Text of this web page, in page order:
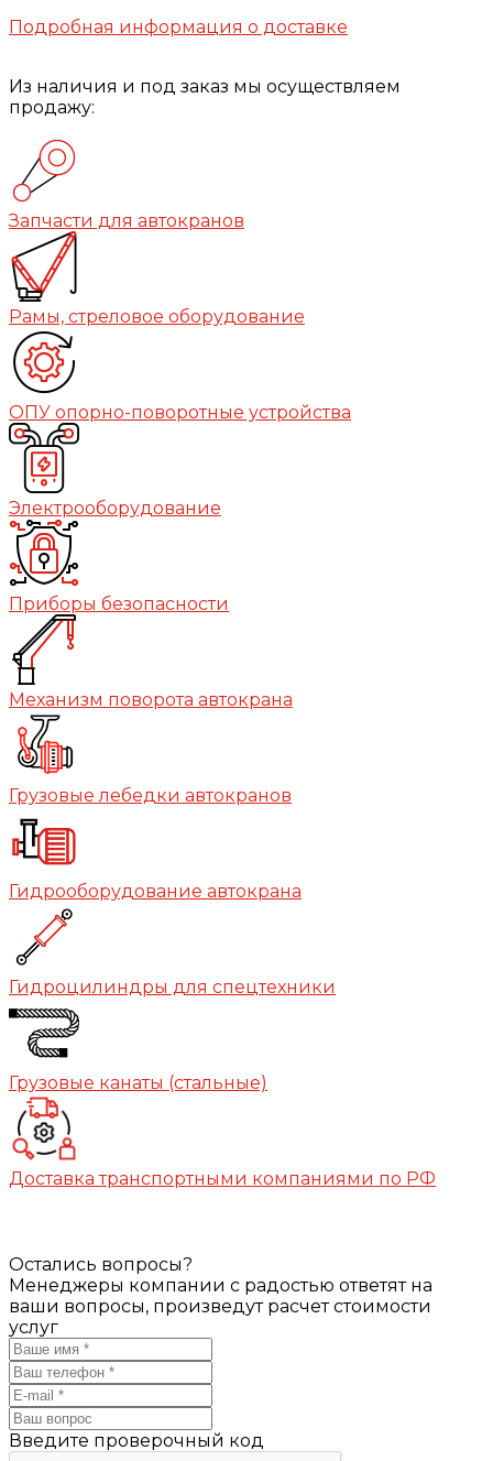
Подробная информация о доставке
Из наличия и под заказ мы осуществляем
продажу:
Запчасти для автокранов
Рамы, стреловое оборудование
ОПУ опорно-поворотные устройства
Электрооборудование
Приборы безопасности
Механизм поворота автокрана
Грузовые лебедки автокранов
Гидрооборудование автокрана
Гидроцилиндры для спецтехники
Грузовые канаты (стальные)
Доставка транспортными компаниями по РФ
Остались вопросы?
Менеджеры компании с радостью ответят на
ваши вопросы, произведут расчет стоимости
услуг
Введите проверочный код